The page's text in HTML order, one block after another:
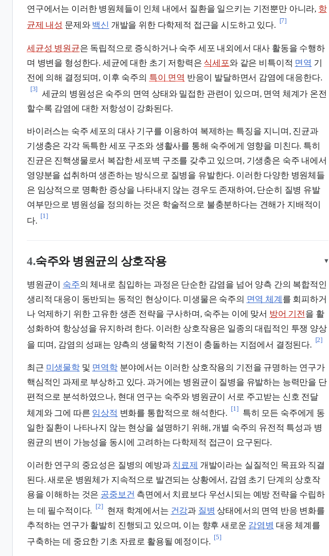
연구에서는 이러한 병원체들이 인체 내에서 질환을 일으키는 기전뿐만 아니라, 항
균제 내성 문제와 백신 개발을 위한 다학제적 접근을 시도하고 있다.
[7]
세균성 병원균은 독립적으로 증식하거나 숙주 세포 내외에서 대사 활동을 수행하
며 병변을 형성한다. 세균에 대한 초기 저항력은 식세포와 같은 비특이적 면역 기
전에 의해 결정되며, 이후 숙주의 특이 면역 반응이 발달하면서 감염에 대응한다.
[3]
세균의 병원성은 숙주의 면역 상태와 밀접한 관련이 있으며, 면역 체계가 온전
할수록 감염에 대한 저항성이 강화된다.
바이러스는 숙주 세포의 대사 기구를 이용하여 복제하는 특징을 지니며, 진균과
기생충은 각각 독특한 세포 구조와 생활사를 통해 숙주에게 영향을 미친다. 특히
진균은 진핵생물로서 복잡한 세포벽 구조를 갖추고 있으며, 기생충은 숙주 내에서
영양분을 섭취하며 생존하는 방식으로 질병을 유발한다. 이러한 다양한 병원체들
은 임상적으로 명확한 증상을 나타내지 않는 경우도 존재하여, 단순히 질병 유발
여부만으로 병원성을 정의하는 것은 학술적으로 불충분하다는 견해가 지배적이
다.
[1]
4.숙주와 병원균의 상호작용 ▾
병원균이 숙주의 체내로 침입하는 과정은 단순한 감염을 넘어 양측 간의 복합적인
생리적 대응이 동반되는 동적인 현상이다. 미생물은 숙주의 면역 체계 를 회피하거
나 억제하기 위한 고유한 생존 전략을 구사하며, 숙주는 이에 맞서 방어 기전을 활
성화하여 항상성을 유지하려 한다. 이러한 상호작용은 일종의 대립적인 투쟁 양상
을 띠며, 감염의 성패는 양측의 생물학적 기전이 충돌하는 지점에서 결정된다.
[2]
최근 미생물학및 면역학분야에서는 이러한 상호작용의 기전을 규명하는 연구가
핵심적인 과제로 부상하고 있다. 과거에는 병원균이 질병을 유발하는 능력만을 단
편적으로 분석하였으나, 현대 연구는 숙주와 병원균이 서로 주고받는 신호 전달
체계와 그에 따른 임상적 변화를 통합적으로 해석한다.
[1]
특히 모든 숙주에게 동
일한 질환이 나타나지 않는 현상을 설명하기 위해, 개별 숙주의 유전적 특성과 병
원균의 변이 가능성을 동시에 고려하는 다학제적 접근이 요구된다.
이러한 연구의 중요성은 질병의 예방과 치료제
개발이라는 실질적인 목표와 직결
된다. 새로운 병원체가 지속적으로 발견되는 상황에서, 감염 초기 단계의 상호작
용을 이해하는 것은 공중보건 측면에서 치료보다 우선시되는 예방 전략을 수립하
는 데 필수적이다.
[2]
현재 학계에서는 건강과 질병 상태에서의 면역 반응 변화를
추적하는 연구가 활발히 진행되고 있으며, 이는 향후 새로운 감염병 대응 체계를
구축하는 데 중요한 기초 자료로 활용될 예정이다.
[5]